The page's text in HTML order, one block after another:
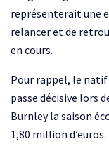
représenterait une
relancer et de
en cours.
Pour rappel, le natif
passe décisive lors
Burnley la saison
1,80 million d’euros.